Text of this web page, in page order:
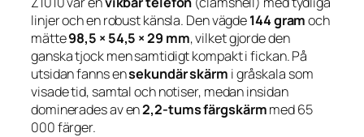
linjer och en robust känsla. Den vägde144 gramoch
mätte98,5 × 54,5 × 29 mm, vilket gjorde den
ganska tjock men samtidigt kompakt i fickan. På
utsidan fanns ensekundär skärm i gråskala som
visade tid, samtal och notiser, medan insidan
dominerades av en2,2-tums färgskärmmed 65
000 färger.